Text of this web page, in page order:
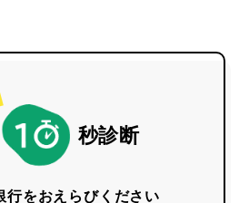
秒診断
行をおえらびください